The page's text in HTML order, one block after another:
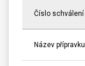
Číslo schválení
Název přípravku